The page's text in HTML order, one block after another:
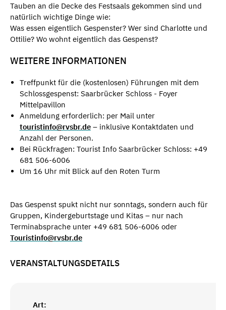
Tauben an die Decke des Festsaals gekommen sind und
natürlich wichtige Dinge wie:
Was essen eigentlich Gespenster? Wer sind Charlotte und
Ottilie? Wo wohnt eigentlich das Gespenst?
WEITERE INFORMATIONEN
Treffpunkt für die (kostenlosen) Führungen mit dem
Schlossgespenst: Saarbrücker Schloss - Foyer
Mittelpavillon
Anmeldung erforderlich: per Mail unter
touristinfo@rvsbr.de– inklusive Kontaktdaten und
Anzahl der Personen.
Bei Rückfragen: Tourist Info Saarbrücker Schloss: +49
681 506-6006
Um 16 Uhr mit Blick auf den Roten Turm
Das Gespenst spukt nicht nur sonntags, sondern auch für
Gruppen, Kindergeburtstage und Kitas – nur nach
Terminabsprache unter +49 681 506-6006 oder
Touristinfo@rvsbr.de
VERANSTALTUNGSDETAILS
Art: